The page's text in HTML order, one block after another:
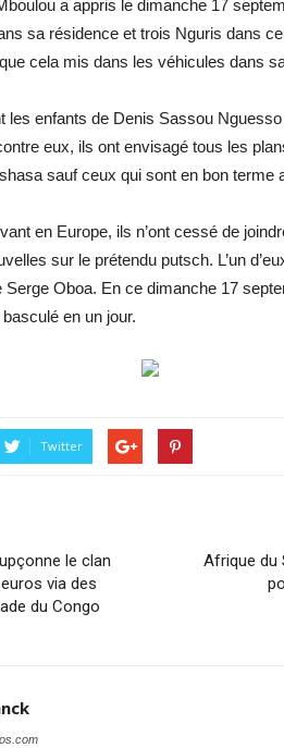
a appris le dimanche 17
sa résidence et trois Nguris dans
cela mis dans les véhicules dans
les enfants de Denis Sassou
eux, ils ont envisagé tous les
sauf ceux qui sont en bon terme
en Europe, ils n’ont cessé de
sur le prétendu putsch. L’un
Oboa. En ce dimanche 17
en un jour.
Twitter
le clan
via des
du Congo
Afrique du